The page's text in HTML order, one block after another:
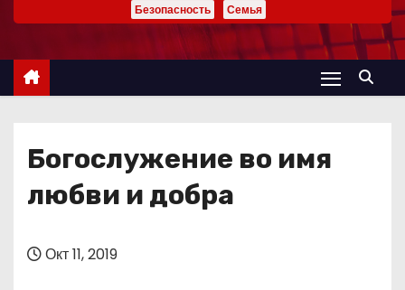
ж
Безопасность
Семья
Богослужение во имя
любви и добра
Окт 11, 2019